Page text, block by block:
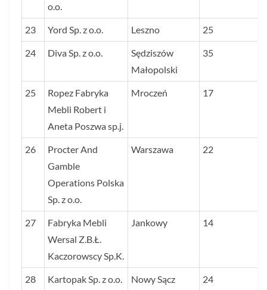
o.o.
23 Yord Sp. z o.o. Leszno 25
24 Diva Sp. z o.o.
Sędziszów
Małopolski
35
25
Ropez Fabryka
Mebli Robert i
Aneta Poszwa sp.j.
Mroczeń 17
26
Procter And
Gamble
Operations Polska
Sp. z o.o.
Warszawa 22
27
Fabryka Mebli
Wersal Z.B.Ł.
Kaczorowscy Sp.K.
Jankowy 14
28 Kartopak Sp. z o.o. Nowy Sącz 24